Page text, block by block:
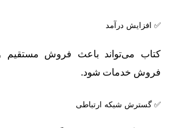
✅ افزایش درآمد
کتاب می‌تواند باعث فروش مستقیم
فروش خدمات شود.
✅ گسترش شبکه ارتباطی